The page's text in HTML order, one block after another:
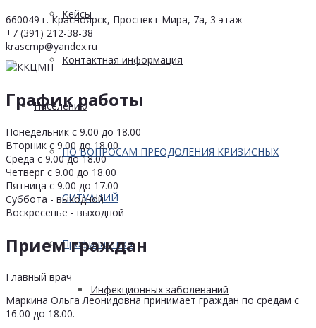
Кейсы
Контактная информация
Населению
ПО ВОПРОСАМ ПРЕОДОЛЕНИЯ КРИЗИСНЫХ
СИТУАЦИЙ
Профилактика
Инфекционных заболеваний
660049 г. Красноярск, Проспект Мира, 7а, 3 этаж
+7 (391) 212-38-38
krascmp@yandex.ru
График работы
Понедельник с 9.00 до 18.00
Вторник с 9.00 до 18.00
Среда с 9.00 до 18.00
Четверг с 9.00 до 18.00
Пятница с 9.00 до 17.00
Суббота - выходной
Воскресенье - выходной
Прием граждан
Главный врач
Маркина Ольга Леонидовна принимает граждан по средам с
16.00 до 18.00.